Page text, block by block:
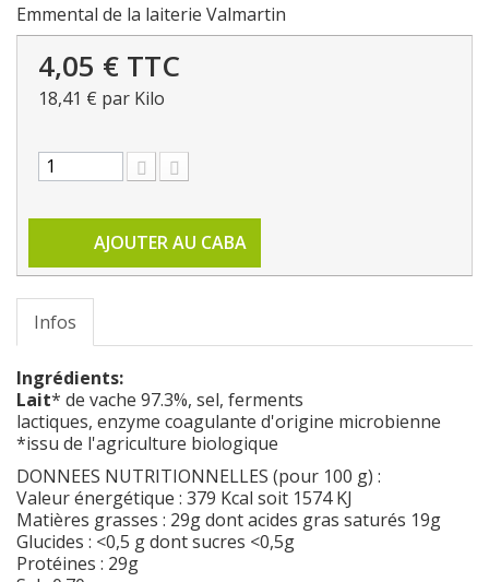
Emmental de la laiterie Valmartin
4,05 € TTC
18,41 € par Kilo
AJOUTER AU CABA
Infos
Ingrédients:
Lait* de vache 97.3%, sel, ferments
lactiques, enzyme coagulante d'origine microbienne
*issu de l'agriculture biologique
DONNEES NUTRITIONNELLES (pour 100 g) :
Valeur énergétique : 379 Kcal soit 1574 KJ
Matières grasses : 29g dont acides gras saturés 19g
Glucides : <0,5 g dont sucres <0,5g
Protéines : 29g